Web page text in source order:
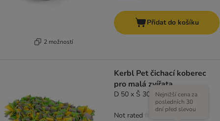
2 možností
Přidat do košíku
Kerbl Pet čichací koberec
pro malá zvířata
D 50 x Š 30 cmNejnižší cena za
posledních 30
dní před slevou
Not rated